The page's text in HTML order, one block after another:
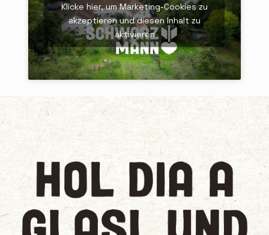
Klicke hier, um Marketing-Cookies zu
akzeptieren und diesen Inhalt zu
aktivieren